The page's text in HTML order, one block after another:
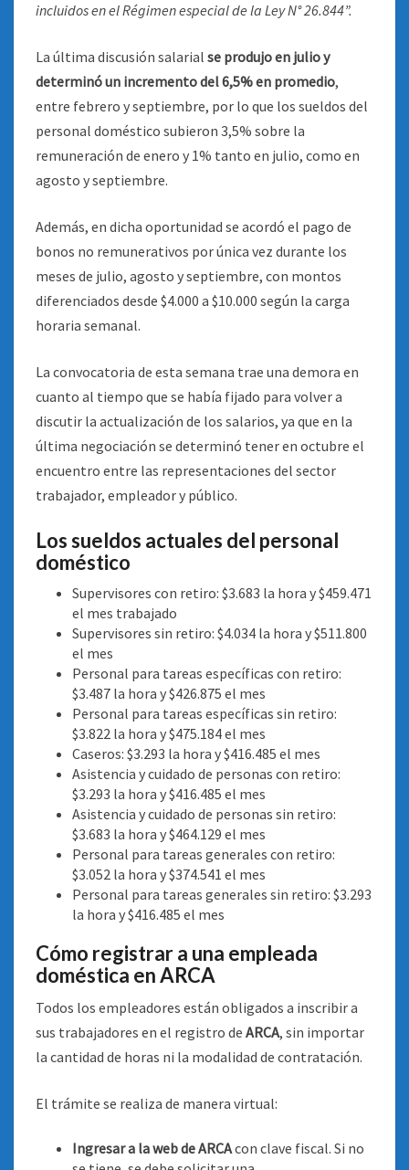
incluidos en el Régimen especial de la Ley N° 26.844”.
La última discusión salarial se produjo en julio y
determinó un incremento del 6,5% en promedio,
entre febrero y septiembre, por lo que los sueldos del
personal doméstico subieron 3,5% sobre la
remuneración de enero y 1% tanto en julio, como en
agosto y septiembre.
Además, en dicha oportunidad se acordó el pago de
bonos no remunerativos por única vez durante los
meses de julio, agosto y septiembre, con montos
diferenciados desde $4.000 a $10.000 según la carga
horaria semanal.
La convocatoria de esta semana trae una demora en
cuanto al tiempo que se había fijado para volver a
discutir la actualización de los salarios, ya que en la
última negociación se determinó tener en octubre el
encuentro entre las representaciones del sector
trabajador, empleador y público.
Los sueldos actuales del personal
doméstico
Supervisores con retiro: $3.683 la hora y $459.471
el mes trabajado
Supervisores sin retiro: $4.034 la hora y $511.800
el mes
Personal para tareas específicas con retiro:
$3.487 la hora y $426.875 el mes
Personal para tareas específicas sin retiro:
$3.822 la hora y $475.184 el mes
Caseros: $3.293 la hora y $416.485 el mes
Asistencia y cuidado de personas con retiro:
$3.293 la hora y $416.485 el mes
Asistencia y cuidado de personas sin retiro:
$3.683 la hora y $464.129 el mes
Personal para tareas generales con retiro:
$3.052 la hora y $374.541 el mes
Personal para tareas generales sin retiro: $3.293
la hora y $416.485 el mes
Cómo registrar a una empleada
doméstica en ARCA
Todos los empleadores están obligados a inscribir a
sus trabajadores en el registro de ARCA, sin importar
la cantidad de horas ni la modalidad de contratación.
El trámite se realiza de manera virtual:
Ingresar a la web de ARCAcon clave fiscal. Si no